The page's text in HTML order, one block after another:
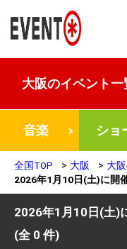
大阪のイベント一
音楽 ショ
全国TOP 大阪
大
2026年1月10日(土)に開
2026年1月10日(土)
(全 0 件)